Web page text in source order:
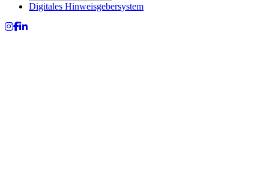
Digitales Hinweisgebersystem